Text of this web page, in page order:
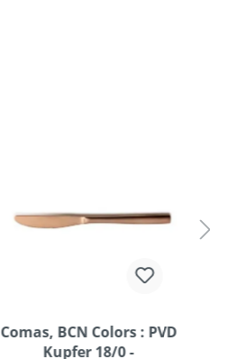
Comas, BCN Colors : PVD
Kupfer 18/0 -